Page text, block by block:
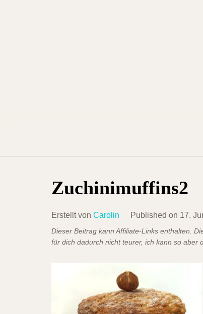
Zuchinimuffins2
Erstellt von Carolin Published on 17.
Dieser Beitrag kann Affiliate-Links enthalten.
für dich dadurch nicht teurer, ich kann so aber